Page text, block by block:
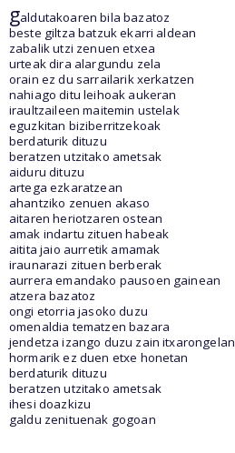
galdutakoaren bila bazatoz
beste giltza batzuk ekarri aldean
zabalik utzi zenuen etxea
urteak dira alargundu zela
orain ez du sarrailarik xerkatzen
nahiago ditu leihoak aukeran
iraultzaileen maitemin ustelak
eguzkitan biziberritzekoak
berdaturik dituzu
beratzen utzitako ametsak
aiduru dituzu
artega ezkaratzean
ahantziko zenuen akaso
aitaren heriotzaren ostean
amak indartu zituen habeak
aitita jaio aurretik amamak
iraunarazi zituen berberak
aurrera emandako pausoen gainean
atzera bazatoz
ongi etorria jasoko duzu
omenaldia tematzen bazara
jendetza izango duzu zain itxarongelan
hormarik ez duen etxe honetan
berdaturik dituzu
beratzen utzitako ametsak
ihesi doazkizu
galdu zenituenak gogoan